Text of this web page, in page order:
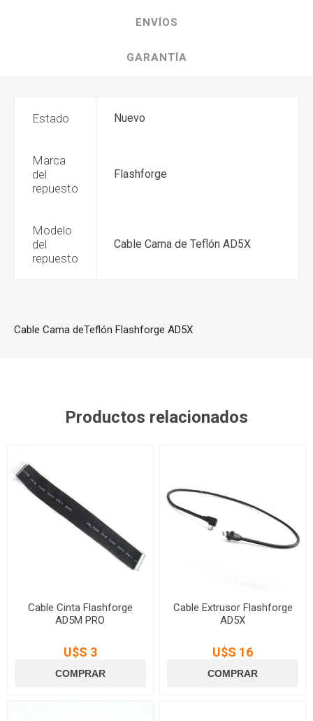
ENVÍOS
GARANTÍA
Estado Nuevo
Marca
del
repuesto
Flashforge
Modelo
del
repuesto
Cable Cama de Teflón AD5X
Cable Cama deTeflón Flashforge AD5X
Productos relacionados
Cable Cinta Flashforge
AD5M PRO
U$S 3
Cable Extrusor Flashforge
AD5X
U$S 16